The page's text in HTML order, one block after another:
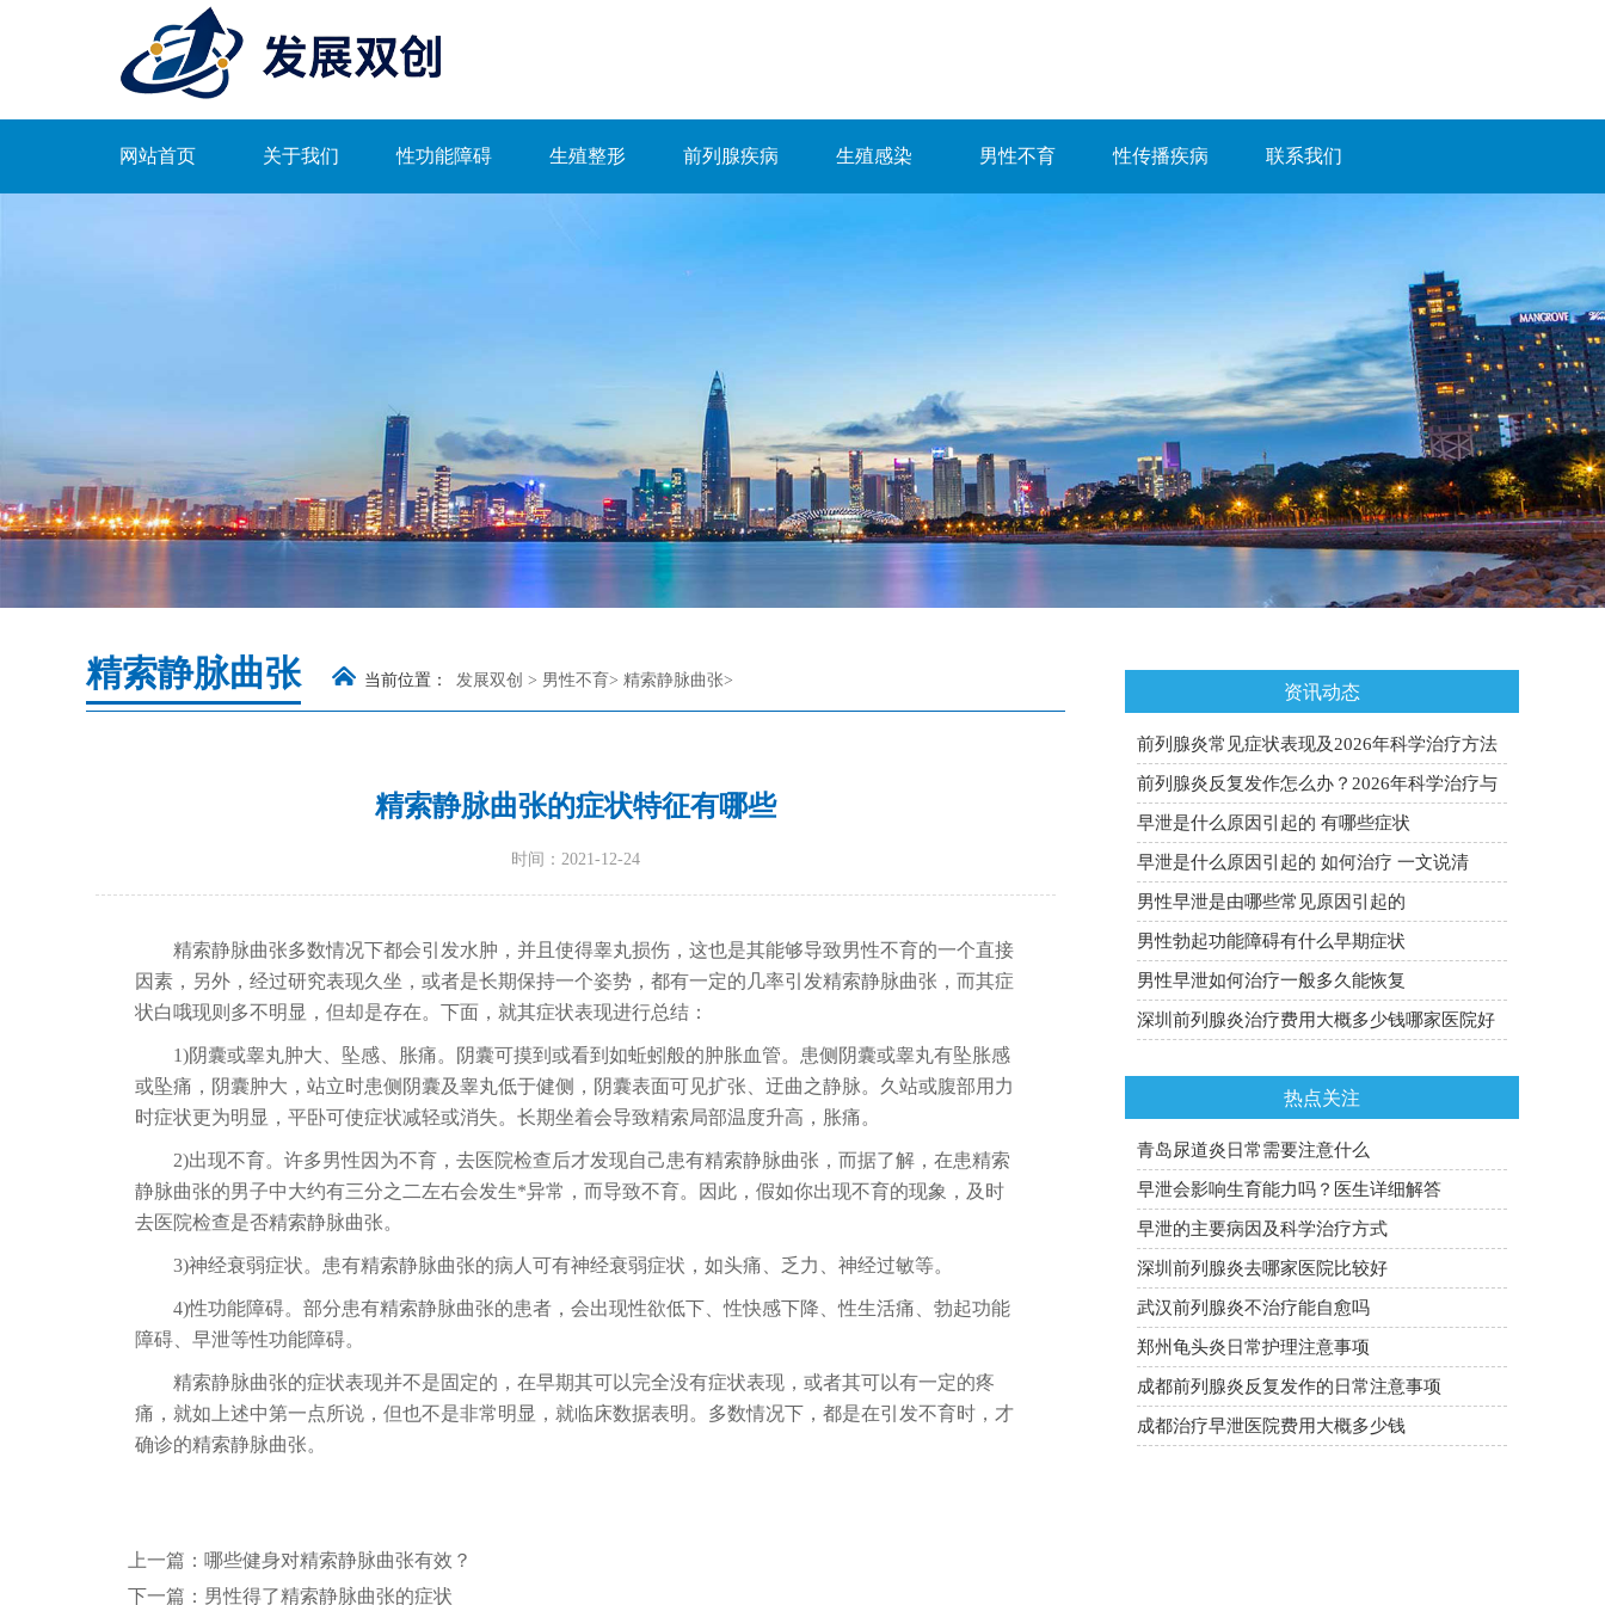
网站首页 关于我们 性功能障碍 生殖整形 前列腺疾病 生殖感染 男性不育 性传播疾病 联系我们
精索静脉曲张 当前位置： 发展双创 > 男性不育> 精索静脉曲张>
精索静脉曲张的症状特征有哪些
时间：2021-12-24
精索静脉曲张多数情况下都会引发水肿，并且使得睾丸损伤，这也是其能够导致男性不育的一个直接
因素，另外，经过研究表现久坐，或者是长期保持一个姿势，都有一定的几率引发精索静脉曲张，而其症
状白哦现则多不明显，但却是存在。下面，就其症状表现进行总结：
1)阴囊或睾丸肿大、坠感、胀痛。阴囊可摸到或看到如蚯蚓般的肿胀血管。患侧阴囊或睾丸有坠胀感
或坠痛，阴囊肿大，站立时患侧阴囊及睾丸低于健侧，阴囊表面可见扩张、迂曲之静脉。久站或腹部用力
时症状更为明显，平卧可使症状减轻或消失。长期坐着会导致精索局部温度升高，胀痛。
2)出现不育。许多男性因为不育，去医院检查后才发现自己患有精索静脉曲张，而据了解，在患精索
静脉曲张的男子中大约有三分之二左右会发生*异常，而导致不育。因此，假如你出现不育的现象，及时
去医院检查是否精索静脉曲张。
3)神经衰弱症状。患有精索静脉曲张的病人可有神经衰弱症状，如头痛、乏力、神经过敏等。
4)性功能障碍。部分患有精索静脉曲张的患者，会出现性欲低下、性快感下降、性生活痛、勃起功能
障碍、早泄等性功能障碍。
精索静脉曲张的症状表现并不是固定的，在早期其可以完全没有症状表现，或者其可以有一定的疼
痛，就如上述中第一点所说，但也不是非常明显，就临床数据表明。多数情况下，都是在引发不育时，才
确诊的精索静脉曲张。
上一篇： 哪些健身对精索静脉曲张有效？
下一篇： 男性得了精索静脉曲张的症状
资讯动态
前列腺炎常见症状表现及2026年科学治疗方法
全面科普
前列腺炎反复发作怎么办？2026年科学治疗与
预防复发全攻略
早泄是什么原因引起的 有哪些症状
早泄是什么原因引起的 如何治疗 一文说清
男性早泄是由哪些常见原因引起的
男性勃起功能障碍有什么早期症状
男性早泄如何治疗一般多久能恢复
深圳前列腺炎治疗费用大概多少钱哪家医院好
热点关注
青岛尿道炎日常需要注意什么
早泄会影响生育能力吗？医生详细解答
早泄的主要病因及科学治疗方式
深圳前列腺炎去哪家医院比较好
武汉前列腺炎不治疗能自愈吗
郑州龟头炎日常护理注意事项
成都前列腺炎反复发作的日常注意事项
成都治疗早泄医院费用大概多少钱